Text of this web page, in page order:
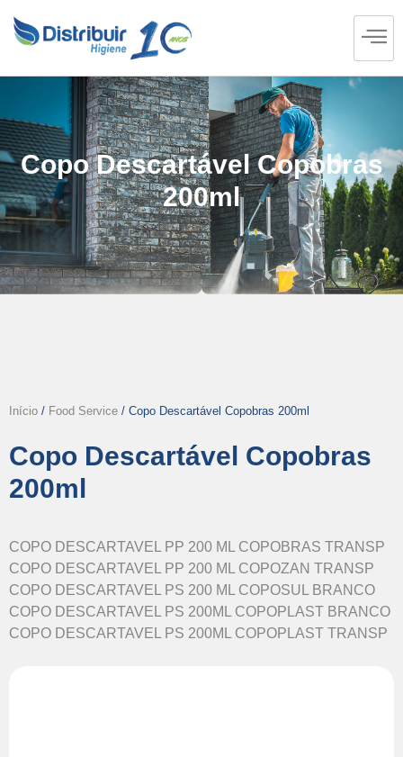
Copo Descartável Copobras
200ml
Início / Food Service / Copo Descartável Copobras 200ml
Copo Descartável Copobras
200ml
COPO DESCARTAVEL PP 200 ML COPOBRAS TRANSP
COPO DESCARTAVEL PP 200 ML COPOZAN TRANSP
COPO DESCARTAVEL PS 200 ML COPOSUL BRANCO
COPO DESCARTAVEL PS 200ML COPOPLAST BRANCO
COPO DESCARTAVEL PS 200ML COPOPLAST TRANSP